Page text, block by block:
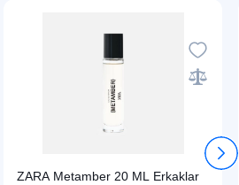
ZARA Metamber 20 ML Erkaklar